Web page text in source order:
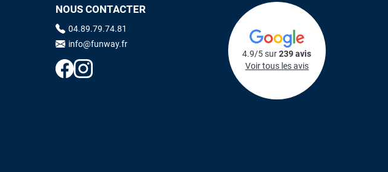
NOUS CONTACTER
04.89.79.74.81
info@funway.fr
4.9/5 sur239 avis
Voir tous les avis
il y a 3 mois
Super service. L'envoi a
Mauruuru roa.